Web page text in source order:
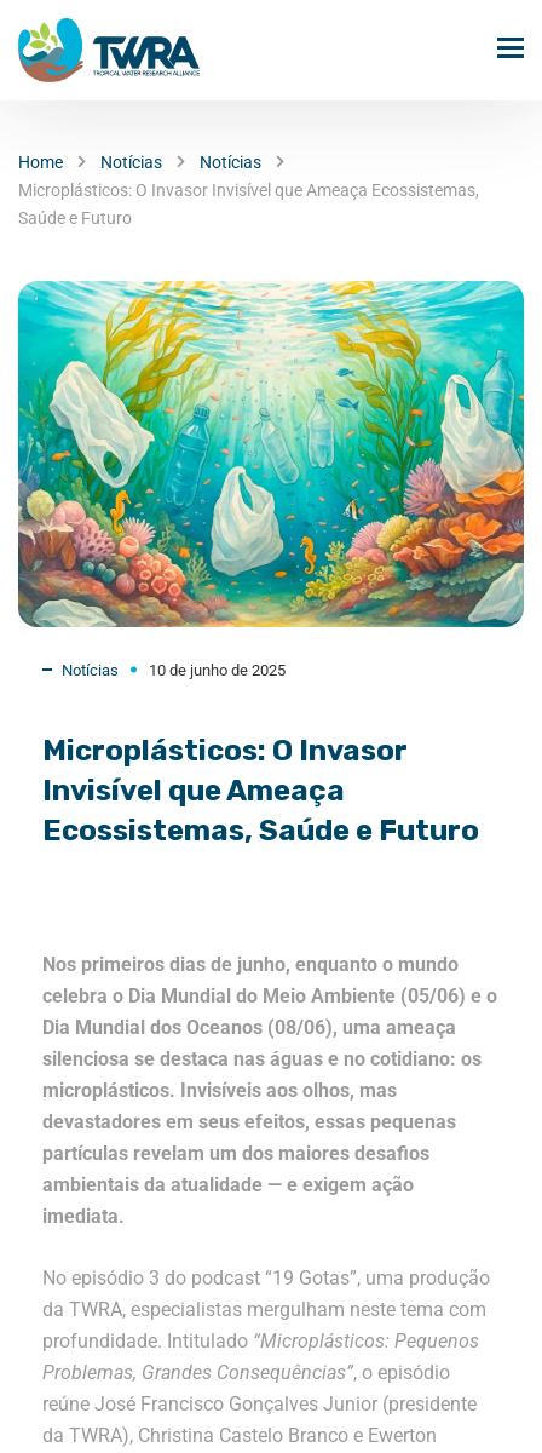
Home Notícias
Notícias
Microplásticos: O Invasor Invisível que Ameaça Ecossistemas,
Saúde e Futuro
Notícias 10 de junho de 2025
Microplásticos: O Invasor
Invisível que Ameaça
Ecossistemas, Saúde e Futuro
Nos primeiros dias de junho, enquanto o mundo
celebra o Dia Mundial do Meio Ambiente (05/06) e o
Dia Mundial dos Oceanos (08/06), uma ameaça
silenciosa se destaca nas águas e no cotidiano: os
microplásticos. Invisíveis aos olhos, mas
devastadores em seus efeitos, essas pequenas
partículas revelam um dos maiores desafios
ambientais da atualidade — e exigem ação
imediata.
No episódio 3 do podcast “19 Gotas”, uma produção
da TWRA, especialistas mergulham neste tema com
profundidade. Intitulado “Microplásticos: Pequenos
Problemas, Grandes Consequências”, o episódio
reúne José Francisco Gonçalves Junior (presidente
da TWRA), Christina Castelo Branco e Ewerton